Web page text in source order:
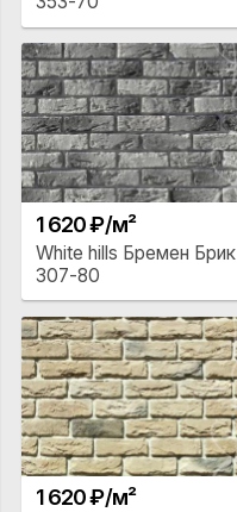
1 620 ₽/м²
White hills Бремен Брик
307-80
1 620 ₽/м²